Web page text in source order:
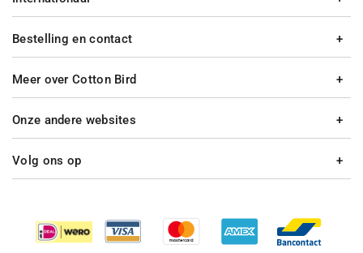
Bestelling en contact
Meer over Cotton Bird
Onze andere websites
Volg ons op